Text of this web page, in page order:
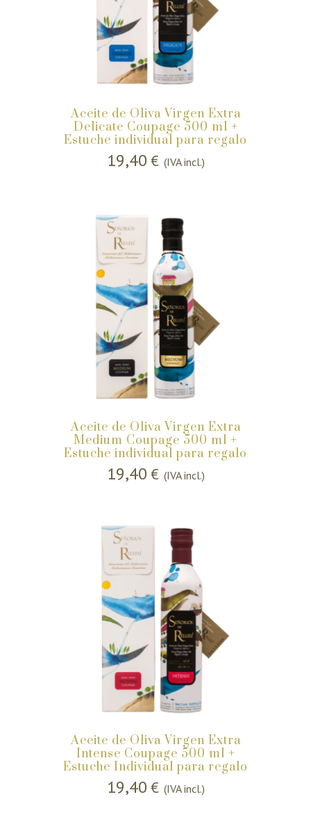
Aceite de Oliva Virgen Extra
Delicate Coupage 500 ml +
Estuche individual para regalo
19,40 € (IVA incl.)
Aceite de Oliva Virgen Extra
Medium Coupage 500 ml +
Estuche individual para regalo
19,40 € (IVA incl.)
Aceite de Oliva Virgen Extra
Intense Coupage 500 ml +
Estuche Individual para regalo
19,40 € (IVA incl.)